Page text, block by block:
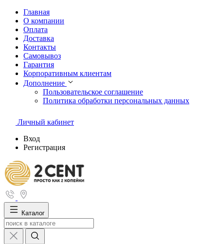
Главная
О компании
Оплата
Доставка
Контакты
Самовывоз
Гарантия
Корпоративным клиентам
Дополнение
Пользовательское соглашение
Политика обработки персональных данных
Личный кабинет
Вход
Регистрация
Каталог